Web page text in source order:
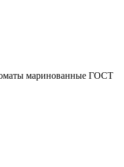
маринованные ГОСТ